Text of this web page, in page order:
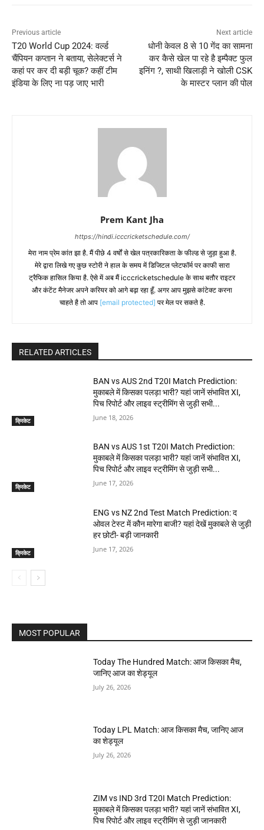
Previous article
T20 World Cup 2024: वर्ल्ड
चैंपियन कप्तान ने बताया, सेलेक्टर्स ने
कहां पर कर दी बड़ी चूक? कहीं टीम
इंडिया के लिए ना पड़ जाए भारी
Next article
धोनी केवल 8 से 10 गेंद का सामना
कर कैसे खेल पा रहे है इम्पैक्ट फुल
इनिंग ?, साथी खिलाड़ी ने खोली CSK
के मास्टर प्लान की पोल
Prem Kant Jha
https://hindi.icccricketschedule.com/
मेरा नाम प्रेम कांत झा है. मैं पीछे 4 वर्षों से खेल पत्रकारिकता के फील्ड से जुड़ा हुआ है.
मेरे द्वारा लिखे गए कुछ स्टोरी ने हाल के समय में डिजिटल प्लेटफॉर्म पर काफी सारा
ट्रैफिक हासिल किया है. ऐसे में अब मैं icccricketschedule के साथ बतौर राइटर
और कंटेंट मैनेजर अपने करियर को आगे बढ़ा रहा हूँ. अगर आप मुझसे कांटेक्ट करना
चाहते है तो आप [email protected] पर मेल पर सकते है.
RELATED ARTICLES
क्रिकेट
BAN vs AUS 2nd T20I Match Prediction:
मुकाबले में किसका पलड़ा भारी? यहां जानें संभावित XI,
पिच रिपोर्ट और लाइव स्ट्रीमिंग से जुड़ी सभी...
June 18, 2026
क्रिकेट
BAN vs AUS 1st T20I Match Prediction:
मुकाबले में किसका पलड़ा भारी? यहां जानें संभावित XI,
पिच रिपोर्ट और लाइव स्ट्रीमिंग से जुड़ी सभी...
June 17, 2026
क्रिकेट
ENG vs NZ 2nd Test Match Prediction: द
ओवल टेस्ट में कौन मारेगा बाजी? यहां देखें मुकाबले से जुड़ी
हर छोटी- बड़ी जानकारी
June 17, 2026
MOST POPULAR
Today The Hundred Match: आज किसका मैच,
जानिए आज का शेड्यूल
July 26, 2026
Today LPL Match: आज किसका मैच, जानिए आज
का शेड्यूल
July 26, 2026
ZIM vs IND 3rd T20I Match Prediction:
मुकाबले में किसका पलड़ा भारी? यहां जानें संभावित XI,
पिच रिपोर्ट और लाइव स्ट्रीमिंग से जुड़ी जानकारी